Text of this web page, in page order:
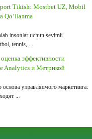
Tikish: Mostbet UZ, Mobil
Qo‘llanma
insonlar uchun sevimli
tennis, ...
эффективности
Analytics и Метрикой
управляемого маркетинга:
...